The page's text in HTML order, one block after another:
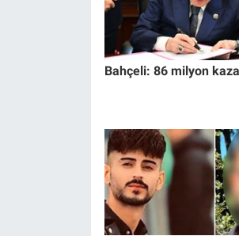
Bahçeli: 86 milyon
Yerel Yaşam
Canlı Yayın